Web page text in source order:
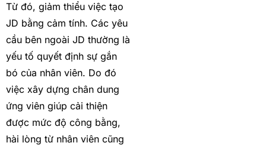
Từ đó, giảm thiểu việc tạo
JD bằng cảm tính. Các yêu
cầu bên ngoài JD thường là
yếu tố quyết định sự gắn
bó của nhân viên. Do đó
việc xây dựng chân dung
ứng viên giúp cải thiện
được mức độ công bằng,
hài lòng từ nhân viên cũng